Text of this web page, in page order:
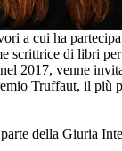
a cui ha
scrittrice di libri
2017, venne
Truffaut, il più
della Giuria